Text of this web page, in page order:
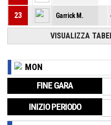
23 Garrick M.
VISUALIZZA
MON
FINE GARA
INIZIO PERIODO